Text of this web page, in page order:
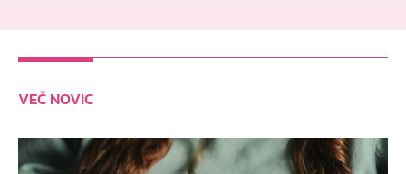
VEČ NOVIC